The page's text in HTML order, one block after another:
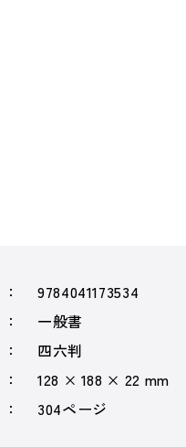
9784041173534
一般書
四六判
128 × 188 × 22 mm
304ページ